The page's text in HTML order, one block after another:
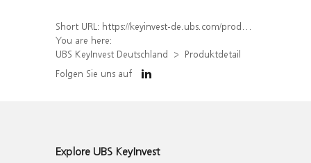
Short URL: https://keyinvest-de.ubs.com/produkt/detail/index/isin/DE000UL8ZCL3
You are here:
UBS KeyInvest Deutschland
Produktdetail
Folgen Sie uns auf
Explore UBS KeyInvest